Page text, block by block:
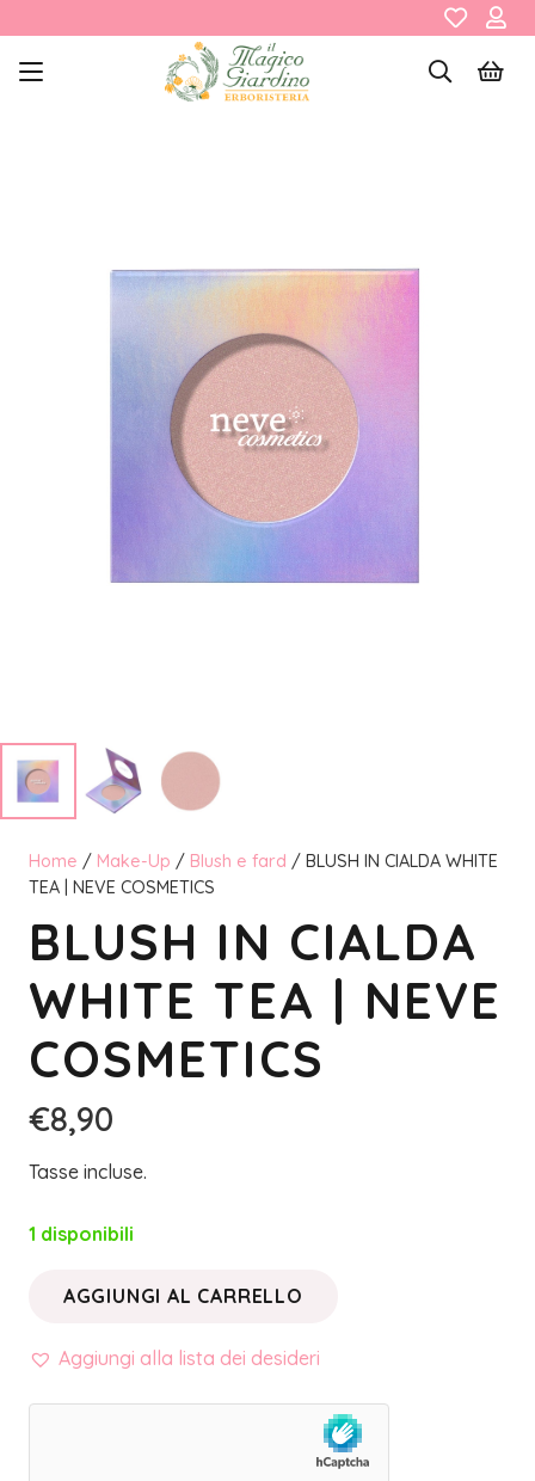
Home / Make-Up / Blush e fard / BLUSH IN CIALDA WHITE
TEA | NEVE COSMETICS
BLUSH IN CIALDA
WHITE TEA | NEVE
COSMETICS
€8,90
Tasse incluse.
1 disponibili
WHITE
AGGIUNGI AL CARRELLO
Aggiungi alla lista dei desideri